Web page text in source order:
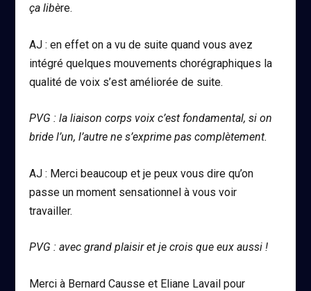
ça libère.
AJ : en effet on a vu de suite quand vous avez
intégré quelques mouvements chorégraphiques la
qualité de voix s’est améliorée de suite.
PVG : la liaison corps voix c’est fondamental, si on
bride l’un, l’autre ne s’exprime pas complètement.
AJ : Merci beaucoup et je peux vous dire qu’on
passe un moment sensationnel à vous voir
travailler.
PVG : avec grand plaisir et je crois que eux aussi !
Merci à Bernard Causse et Eliane Lavail pour